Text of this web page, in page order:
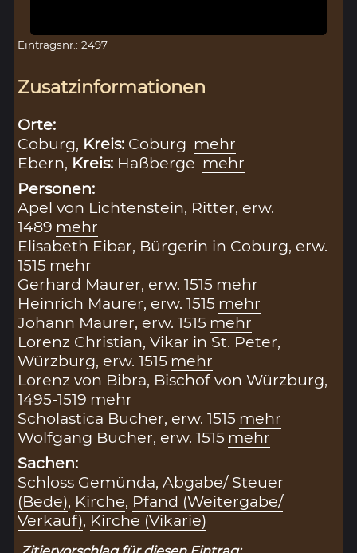
Eintragsnr.: 2497
Zusatzinformationen
Orte:
Coburg, Kreis: Coburg mehr
Ebern, Kreis: Haßberge mehr
Personen:
Apel von Lichtenstein, Ritter, erw.
1489 mehr
Elisabeth Eibar, Bürgerin in Coburg, erw.
1515 mehr
Gerhard Maurer, erw. 1515 mehr
Heinrich Maurer, erw. 1515 mehr
Johann Maurer, erw. 1515 mehr
Lorenz Christian, Vikar in St. Peter,
Würzburg, erw. 1515 mehr
Lorenz von Bibra, Bischof von Würzburg,
1495-1519 mehr
Scholastica Bucher, erw. 1515 mehr
Wolfgang Bucher, erw. 1515 mehr
Sachen:
Schloss Gemünda,Abgabe/ Steuer
(Bede), Kirche, Pfand (Weitergabe/
Verkauf), Kirche (Vikarie)